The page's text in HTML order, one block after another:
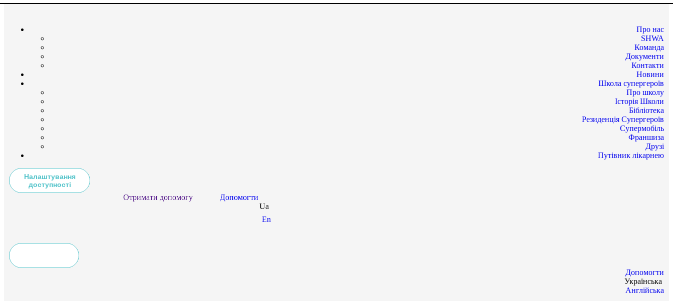
Про нас
SHWA
Команда
Документи
Контакти
Новини
Школа супергероїв
Про школу
Історія Школи
Бібліотека
Резиденція Супергероїв
Супермобіль
Франшиза
Друзі
Путівник лікарнею
Налаштування
доступності
Отримати допомогу
Допомогти
Ua
En
Допомогти
Українська
Англійська